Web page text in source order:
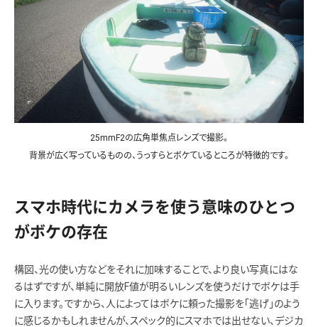
25mmF2の広角単焦点レンズで撮影。
背景が広く写っているものの、うっすらとボケているところが特徴的です。
スマホ時代にカメラを使う意味のひとつ
がボケの存在
構図、光の使い方などをそれに加味することで、より良い写真にはな
るはずですが、単純に開放F値が明るいレンズを使うだけでボケは手
に入ります。ですから、人によってはボケに頼った撮影を「逃げ」のよう
に感じるかもしれませんが、スペック的にスマホでは出せない、デジカ